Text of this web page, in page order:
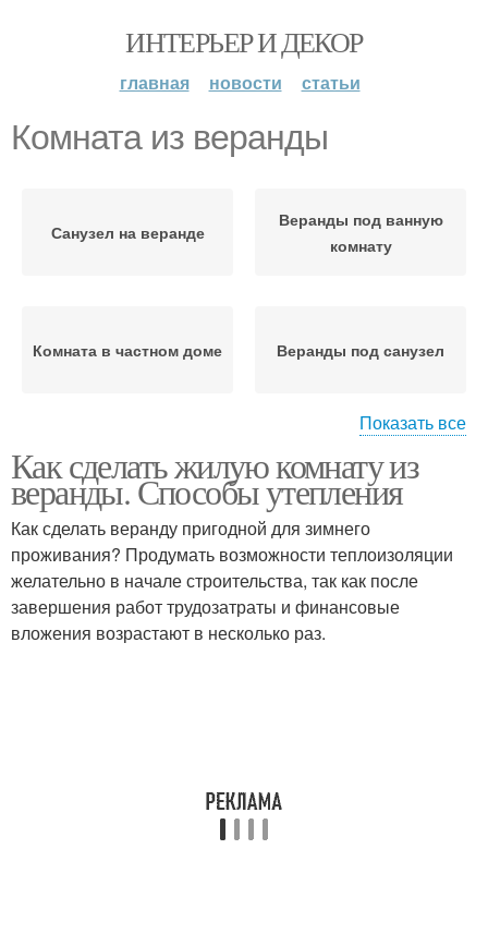
ИНТЕРЬЕР И ДЕКОР
главная новости статьи
Комната из веранды
Санузел на веранде
Веранды под ванную
комнату
Комната в частном доме Веранды под санузел
Веранды без стыков
Показать все
Как сделать жилую комнату из
веранды. Способы утепления
Как сделать веранду пригодной для зимнего
проживания? Продумать возможности теплоизоляции
желательно в начале строительства, так как после
завершения работ трудозатраты и финансовые
вложения возрастают в несколько раз.